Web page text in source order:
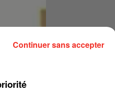
Continuer sans accepter